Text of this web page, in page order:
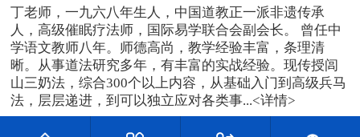
丁老师，一九六八年生人，中国道教正一派非遗传承
人，高级催眠疗法师，国际易学联合会副会长。 曾任中
学语文教师八年。师德高尚，教学经验丰富，条理清
晰。从事道法研究多年，有丰富的实战经验。现传授闾
山三奶法，综合300个以上内容，从基础入门到高级兵马
法，层层递进，到可以独立应对各类事...<详情>